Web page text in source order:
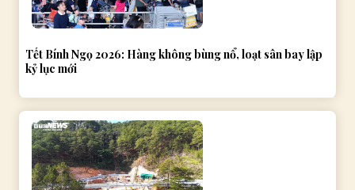
Tết Bính Ngọ 2026: Hàng không bùng nổ, loạt sân bay lập
kỷ lục mới